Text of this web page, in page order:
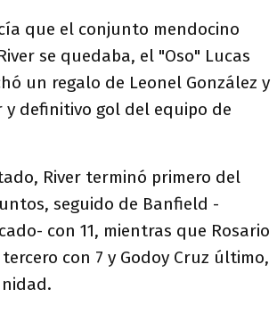
que el conjunto mendocino
se quedaba, el "Oso" Lucas
un regalo de Leonel González y
y definitivo gol del equipo de
River terminó primero del
seguido de Banfield -
con 11, mientras que Rosario
con 7 y Godoy Cruz último,